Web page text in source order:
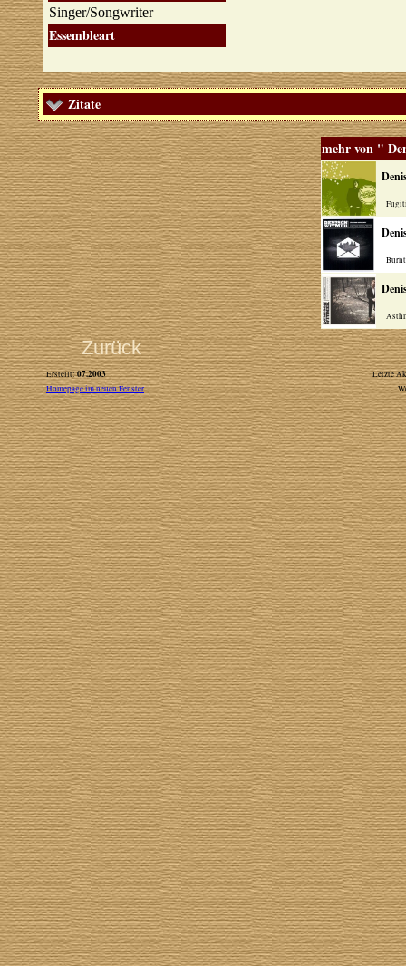
Singer/Songwriter
Essembleart
Zitate
mehr von "
Burnt
Zurück
Erstellt:07.2003
Letzte
Homepage im neuen Fenster